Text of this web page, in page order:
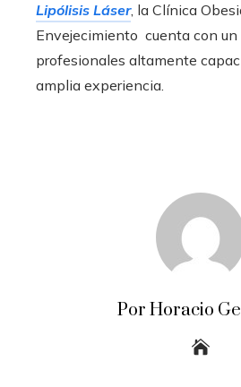
Lipólisis Láser, la Clínica
Envejecimiento cuenta con un
profesionales altamente
amplia experiencia.
Por Horacio